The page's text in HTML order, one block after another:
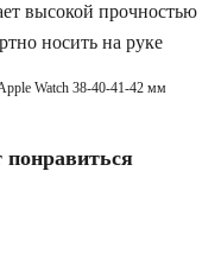
высокой прочностью
носить на руке
Watch 38-40-41-42 мм